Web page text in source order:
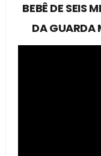
BEBÊ DE SEIS
DA GUARDA